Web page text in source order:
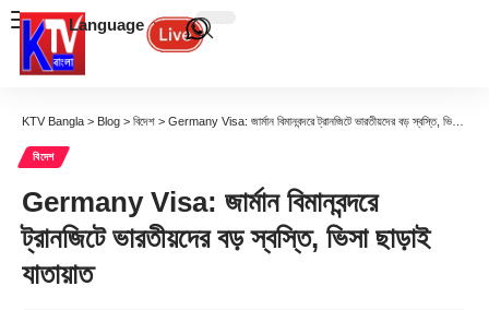
Language
KTV Bangla > Blog > বিদেশ > Germany Visa: জার্মান বিমানবন্দরে ট্রানজিটে ভারতীয়দের বড় স্বস্তি, ভিসা ছাড়াই যাতায়াত
বিদেশ
Germany Visa: জার্মান বিমানবন্দরে
ট্রানজিটে ভারতীয়দের বড় স্বস্তি, ভিসা ছাড়াই
যাতায়াত